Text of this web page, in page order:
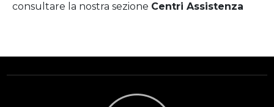
consultare la nostra sezione Centri Assistenza